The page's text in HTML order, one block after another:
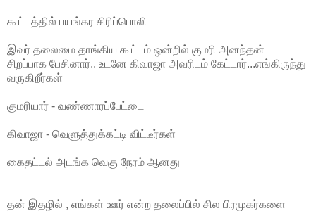
கூட்டத்தில் பயங்கர சிரிப்பொலி
இவர் தலைமை தாங்கிய கூட்டம் ஒன்றில் குமரி அனந்தன்
சிறப்பாக பேசினார்.. உடனே கிவாஜா அவரிடம் கேட்டார்...எங்கிருந்து
வருகிறீர்கள்
குமரியார் - வண்ணாரப்பேட்டை
கிவாஜா - வெளுத்துக்கட்டி விட்டீர்கள்
கைதட்டல் அடங்க வெகு நேரம் ஆனது
தன் இதழில் , எங்கள் ஊர் என்ற தலைப்பில் சில பிரமுகர்களை